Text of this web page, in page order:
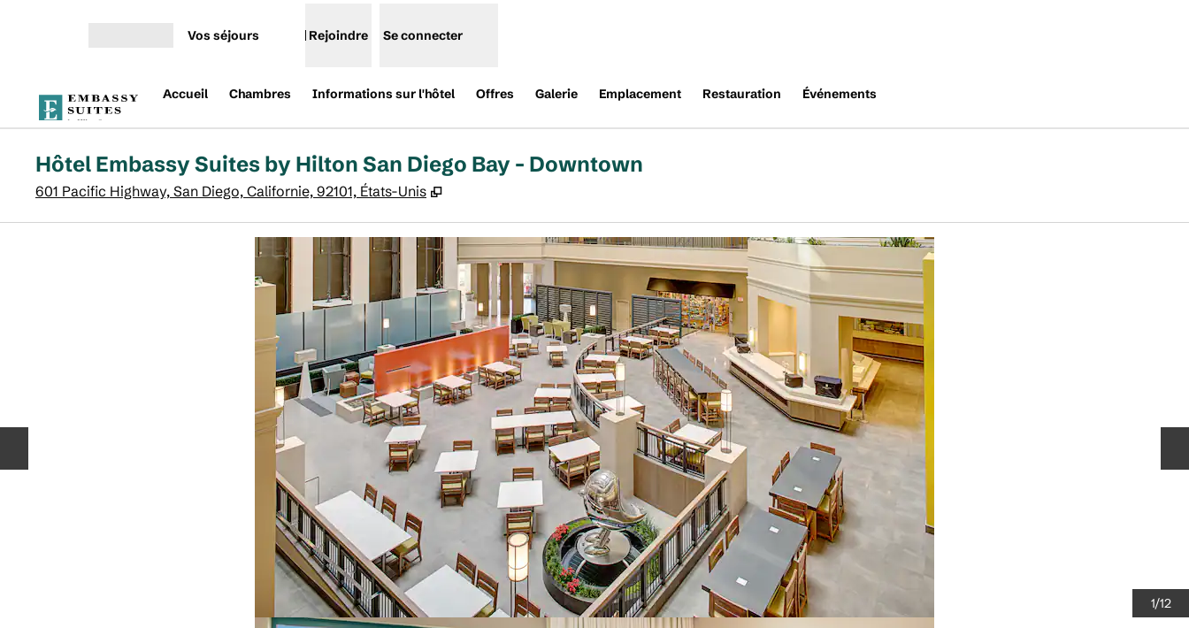
Vos séjours Rejoindre Se connecter
Accueil Chambres Informations sur l'hôtel Offres Galerie Emplacement Restauration Événements
Hôtel Embassy Suites by Hilton San Diego Bay - Downtown
601 Pacific Highway, San Diego, Californie, 92101, États-Unis ,
1/12